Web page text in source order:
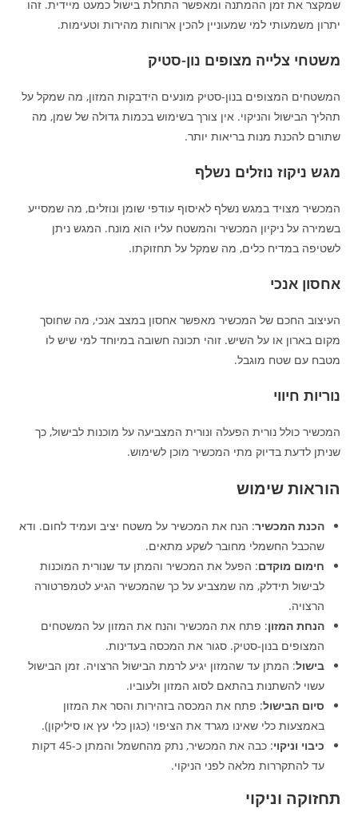
שמקצר את זמן ההמתנה ומאפשר התחלת בישול כמעט מיידית. זהו
יתרון משמעותי למי שמעוניין להכין ארוחות מהירות וטעימות.​
משטחי צלייה מצופים נון-סטיק
המשטחים המצופים בנון-סטיק מונעים הידבקות המזון, מה שמקל על
תהליך הבישול והניקוי. אין צורך בשימוש בכמות גדולה של שמן, מה
שתורם להכנת מנות בריאות יותר.​
מגש ניקוז נוזלים נשלף
המכשיר מצויד במגש נשלף לאיסוף עודפי שומן ונוזלים, מה שמסייע
בשמירה על ניקיון המכשיר והמשטח עליו הוא מונח. המגש ניתן
לשטיפה במדיח כלים, מה שמקל על תחזוקתו.​
אחסון אנכי
העיצוב החכם של המכשיר מאפשר אחסון במצב אנכי, מה שחוסך
מקום בארון או על השיש. זוהי תכונה חשובה במיוחד למי שיש לו
מטבח עם שטח מוגבל.​
נוריות חיווי
המכשיר כולל נורית הפעלה ונורית המצביעה על מוכנות לבישול, כך
שניתן לדעת בדיוק מתי המכשיר מוכן לשימוש.​
הוראות שימוש
הכנת המכשיר: הנח את המכשיר על משטח יציב ועמיד לחום. ודא
שהכבל החשמלי מחובר לשקע מתאים.​
חימום מוקדם: הפעל את המכשיר והמתן עד שנורית המוכנות
לבישול תידלק, מה שמצביע על כך שהמכשיר הגיע לטמפרטורה
הרצויה.​
הנחת המזון: פתח את המכשיר והנח את המזון על המשטחים
המצופים בנון-סטיק. סגור את המכסה בעדינות.​
בישול: המתן עד שהמזון יגיע לרמת הבישול הרצויה. זמן הבישול
עשוי להשתנות בהתאם לסוג המזון ולעוביו.​
סיום הבישול: פתח את המכסה בזהירות והסר את המזון
באמצעות כלי שאינו מגרד את הציפוי (כגון כלי עץ או סיליקון).​
כיבוי וניקוי
: כבה את המכשיר, נתק מהחשמל והמתן כ-45 דקות
עד להתקררות מלאה לפני הניקוי.​
תחזוקה וניקוי